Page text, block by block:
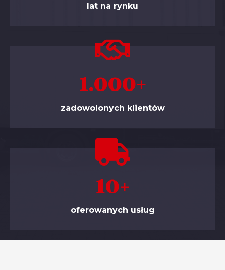
lat na rynku
1.000+
zadowolonych klientów
10+
oferowanych usług